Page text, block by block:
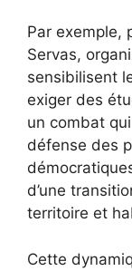
Par exemple,
Servas,
sensibilisent
exiger des
un combat
défense des
d’une
territoire et
Cette